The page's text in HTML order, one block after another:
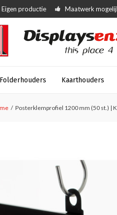
Eigen productie Maatwerk
Folderhouders Kaarthouders
Posterklemprofiel 1200 mm (50 st.) |